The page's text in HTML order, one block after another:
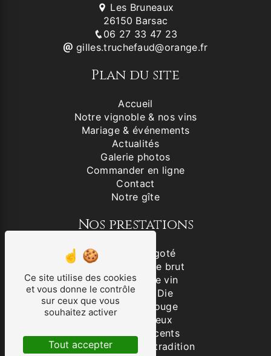
Les Bruneaux
26150 Barsac
06 27 33 47 23
gilles.truchefaud@orange.fr
Plan du site
Accueil
Notre vignoble & nos vins
Mariage & événements
Actualités
Galerie photos
Commander en ligne
Contact
Notre gîte
Nos prestations
Vin blanc aligoté
Clairette de Die brut
Producteur de vin
Clairette de Die
IGP Drôme Rouge
VSIG Mousseux
Vins effervescents
Clairette de Die tradition
Ce site utilise des cookies
et vous donne le contrôle
sur ceux que vous
souhaitez activer
Tout accepter